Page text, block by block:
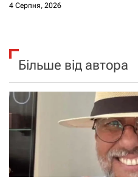
4 Серпня, 2026
Більше від автора